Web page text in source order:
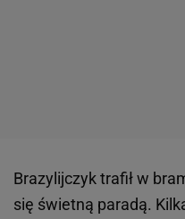
Brazylijczyk trafił w
się świetną paradą.